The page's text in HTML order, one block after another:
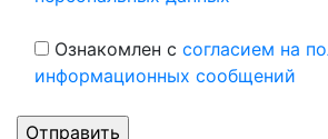
Ознакомлен с согласием на
информационных сообщений